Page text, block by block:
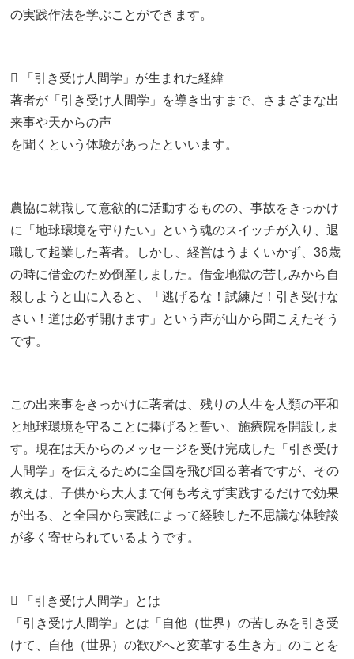
の実践作法を学ぶことができます。
 「引き受け人間学」が生まれた経緯
著者が「引き受け人間学」を導き出すまで、さまざまな出
来事や天からの声
を聞くという体験があったといいます。
農協に就職して意欲的に活動するものの、事故をきっかけ
に「地球環境を守りたい」という魂のスイッチが入り、退
職して起業した著者。しかし、経営はうまくいかず、36歳
の時に借金のため倒産しました。借金地獄の苦しみから自
殺しようと山に入ると、「逃げるな！試練だ！引き受けな
さい！道は必ず開けます」という声が山から聞こえたそう
です。
この出来事をきっかけに著者は、残りの人生を人類の平和
と地球環境を守ることに捧げると誓い、施療院を開設しま
す。現在は天からのメッセージを受け完成した「引き受け
人間学」を伝えるために全国を飛び回る著者ですが、その
教えは、子供から大人まで何も考えず実践するだけで効果
が出る、と全国から実践によって経験した不思議な体験談
が多く寄せられているようです。
 「引き受け人間学」とは
「引き受け人間学」とは「自他（世界）の苦しみを引き受
けて、自他（世界）の歓びへと変革する生き方」のことを